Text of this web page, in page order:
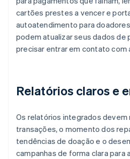
cartões prestes a vencer e
autoatendimento para
podem atualizar seus dados de
precisar entrar em contato com
Relatórios claros e
Os relatórios integrados
transações, o momento dos
tendências de doação e o
campanhas de forma clara para